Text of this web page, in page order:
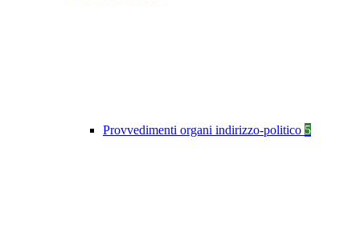
Provvedimenti organi indirizzo-politico 5